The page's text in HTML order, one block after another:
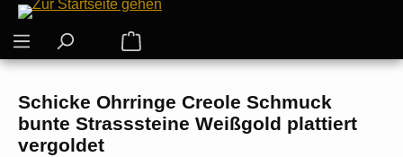
Zum Hauptinhalt springen
Warenkorb enthält 0 Positionen. Der
Schicke Ohrringe Creole Schmuck
bunte Strasssteine Weißgold plattiert
vergoldet